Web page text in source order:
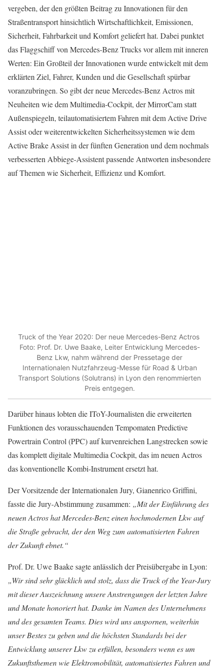
vergeben, der den größten Beitrag zu Innovationen für den
Straßentransport hinsichtlich Wirtschaftlichkeit, Emissionen,
Sicherheit, Fahrbarkeit und Komfort geliefert hat. Dabei punktet
das Flaggschiff von Mercedes-Benz Trucks vor allem mit inneren
Werten: Ein Großteil der Innovationen wurde entwickelt mit dem
erklärten Ziel, Fahrer, Kunden und die Gesell­schaft spürbar
voranzubringen. So gibt der neue Mercedes-Benz Actros mit
Neuheiten wie dem Multimedia-Cockpit, der MirrorCam statt
Außenspiegeln, teilautomatisiertem Fahren mit dem Active Drive
Assist oder weiterentwickelten Sicherheitssystemen wie dem
Active Brake Assist in der fünften Generation und dem nochmals
verbesserten Abbiege-Assistent passende Antworten insbesondere
auf Themen wie Sicherheit, Effizienz und Komfort.
Truck of the Year 2020: Der neue Mercedes-Benz Actros
Foto: Prof. Dr. Uwe Baake, Leiter Entwicklung Mercedes-
Benz Lkw, nahm während der Pressetage der
Internationalen Nutzfahrzeug-Messe für Road & Urban
Transport Solutions (Solutrans) in Lyon den renommierten
Preis entgegen.
Darüber hinaus lobten die IToY-Journalisten die erweiterten
Funktionen des voraus­schauenden Tempomaten Predictive
Powertrain Control (PPC) auf kurvenreichen Langstrecken sowie
das komplett digitale Multimedia Cockpit, das im neuen Actros
das konventionelle Kombi-Instrument ersetzt hat.
Der Vorsitzende der Internationalen Jury, Gianenrico Griffini,
fasste die Jury-Abstimmung zusammen: „Mit der Einführung des
neuen Actros hat Mercedes-Benz einen hoch­modernen Lkw auf
die Straße gebracht, der den Weg zum automatisierten Fahren
der Zukunft ebnet.“
Prof. Dr. Uwe Baake sagte anlässlich der Preisübergabe in Lyon:
„Wir sind sehr glücklich und stolz, dass die Truck of the Year-Jury
mit dieser Auszeichnung unsere Anstrengungen der letzten Jahre
und Monate honoriert hat. Danke im Namen des Unternehmens
und des gesamten Teams. Dies wird uns anspornen, weiterhin
unser Bestes zu geben und die höchsten Standards bei der
Entwicklung unserer Lkw zu erfüllen, besonders wenn es um
Zukunftsthemen wie Elektromobilität, automatisiertes Fahren und